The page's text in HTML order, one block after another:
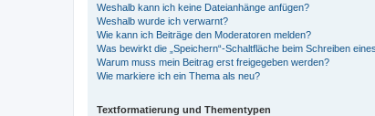
Weshalb kann ich keine Dateianhänge anfügen?
Weshalb wurde ich verwarnt?
Wie kann ich Beiträge den Moderatoren melden?
Was bewirkt die „Speichern“-Schaltfläche beim Schreiben
Warum muss mein Beitrag erst freigegeben werden?
Wie markiere ich ein Thema als neu?
Textformatierung und Thementypen